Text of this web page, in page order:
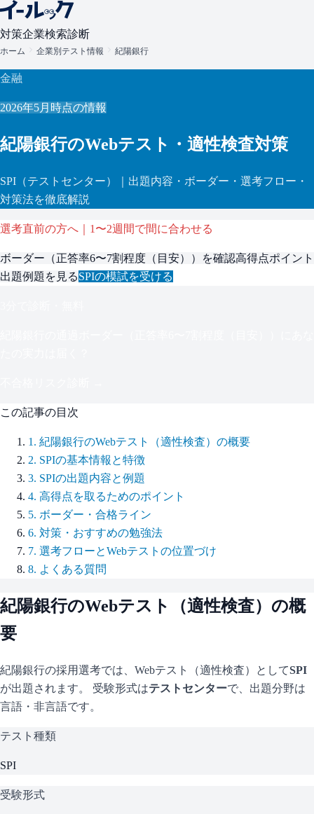
対策企業検索診断
ホーム 企業別テスト情報 紀陽銀行
金融
2026年5月 時点の情報
紀陽銀行のWebテスト・適性検査対策
SPI （テストセンター）
｜出題内容・ボーダー・選考フロー・
対策法を徹底解説
選考直前の方へ｜1〜2週間で間に合わせる
ボーダー（正答率6〜7割程度（目安） ）を確認高得点ポイント
出題例題を見るSPIの模試を受ける
この記事の目次
1 . 紀陽銀行のWebテスト（適性検査）の概要
2. SPIの基本情報と特徴
3. SPIの出題内容と例題
4. 高得点を取るためのポイント
5. ボーダー・合格ライン
6. 対策・おすすめの勉強法
7. 選考フローとWebテストの位置づけ
8. よくある質問
紀陽銀行のWebテスト（適性検査）の概
要
紀陽銀行の採用選考では、Webテスト（適性検査）としてSPI
が出題されます。 受験形式はテストセンターで、 出題分野は
言語・非言語です。
テスト種類
SPI
受験形式